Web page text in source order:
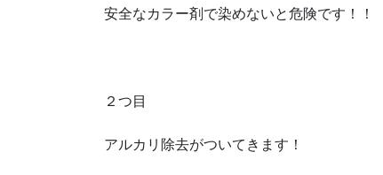
安全なカラー剤で染めないと危険です！！
２つ目
アルカリ除去がついてきます！